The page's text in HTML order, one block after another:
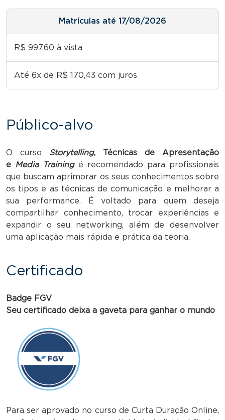
Matrículas até 17/08/2026
R$ 997,60 à vista
Até 6x de R$ 170,43 com juros
Público-alvo
O curso Storytelling, Técnicas de Apresentação
e Media Trainingé recomendado para profissionais
que buscam aprimorar os seus conhecimentos sobre
os tipos e as técnicas de comunicação e melhorar a
sua performance. É voltado para quem deseja
compartilhar conhecimento, trocar experiências e
expandir o seu networking, além de desenvolver
uma aplicação mais rápida e prática da teoria.
Certificado
Badge FGV
Seu certificado deixa a gaveta para ganhar o mundo
Para ser aprovado no curso de Curta Duração Online,